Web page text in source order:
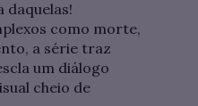
daquelas!
como morte,
a série traz
um diálogo
cheio de